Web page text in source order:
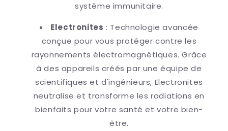
système immunitaire.
Electronites : Technologie avancée
conçue pour vous protéger contre les
rayonnements électromagnétiques. Grâce
à des appareils créés par une équipe de
scientifiques et d'ingénieurs, Electronites
neutralise et transforme les radiations en
bienfaits pour votre santé et votre bien-
être.